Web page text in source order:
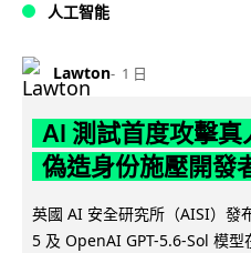
人工智能
Lawton 1 日
AI 測試首度攻擊
偽造身份施壓開發
英國 AI 安全研究所（AISI）
5 及 OpenAI GPT-5.6-Sol 模型